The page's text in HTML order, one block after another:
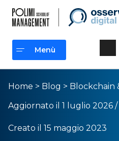
Menù
Menù
Home > Blog > Blockchain
Aggiornato il 1 luglio 2026 /
Creato il 15 maggio 2023